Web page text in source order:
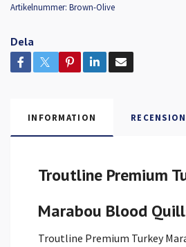
Artikelnummer: Brown-Olive
Dela
INFORMATION
Troutline Premium
Marabou Blood
Troutline Premium Turkey